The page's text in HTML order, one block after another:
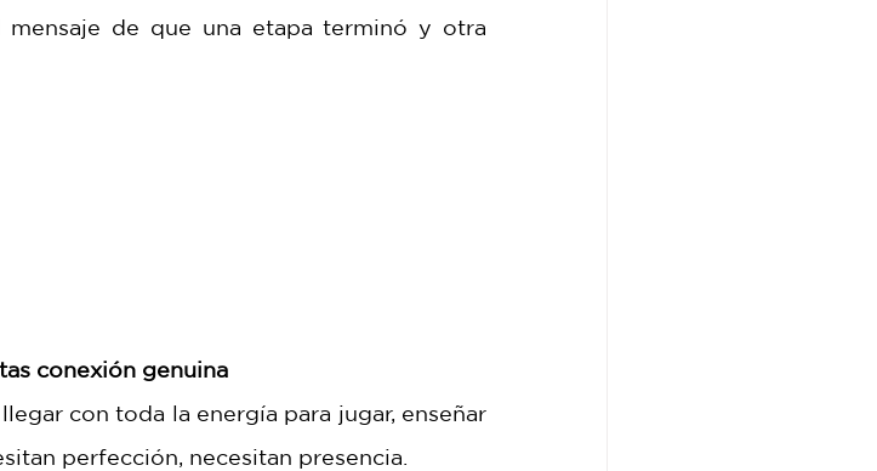
de que una etapa terminó y otra
conexión genuina
con toda la energía para jugar, enseñar
perfección, necesitan presencia.